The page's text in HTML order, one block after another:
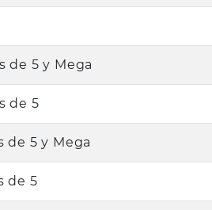
de 5 y Mega
de 5
de 5 y Mega
de 5